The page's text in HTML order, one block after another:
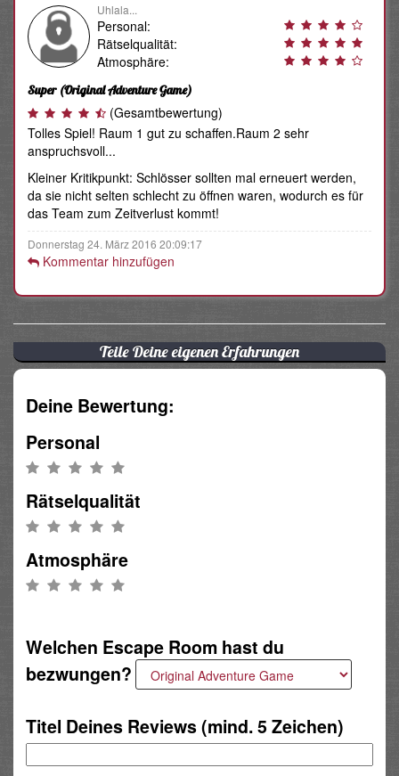
Uhlala...
Personal:
Rätselqualität:
Atmosphäre:
Super(Original Adventure Game)
(Gesamtbewertung)
Tolles Spiel! Raum 1 gut zu schaffen.Raum 2 sehr
anspruchsvoll...
Kleiner Kritikpunkt: Schlösser sollten mal erneuert werden,
da sie nicht selten schlecht zu öffnen waren, wodurch es für
das Team zum Zeitverlust kommt!
Donnerstag 24. März 2016 20:09:17
Kommentar hinzufügen
Teile Deine eigenen Erfahrungen
Deine Bewertung:
Personal
Rätselqualität
Atmosphäre
Welchen Escape Room hast du
bezwungen?
Titel Deines Reviews (mind. 5 Zeichen)